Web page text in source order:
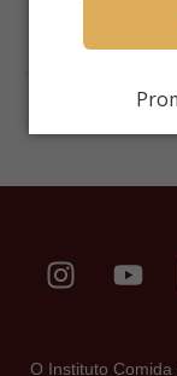
O Instituto